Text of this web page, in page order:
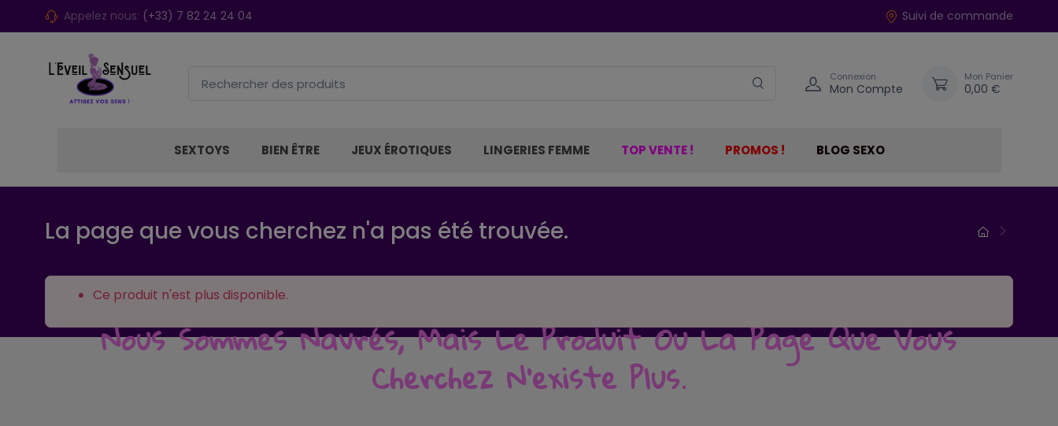
Appelez nous: (+33) 7 82 24 24 04 Suivi de commande
Connexion
Mon Compte
Mon Panier
0,00 €
SEXTOYS BIEN ÊTRE JEUX ÉROTIQUES LINGERIES FEMME TOP VENTE ! PROMOS ! BLOG SEXO
La page que vous cherchez n'a pas été trouvée.
Ce produit n'est plus disponible.
Nous Sommes Navrés, Mais Le Produit Ou La Page Que Vous
Cherchez N'existe Plus.